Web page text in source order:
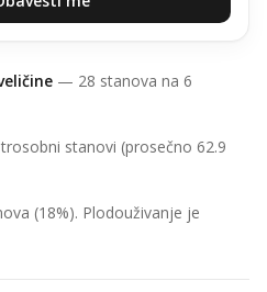
— 28 stanova na 6
stanovi (prosečno 62.9
(18%). Plodouživanje je